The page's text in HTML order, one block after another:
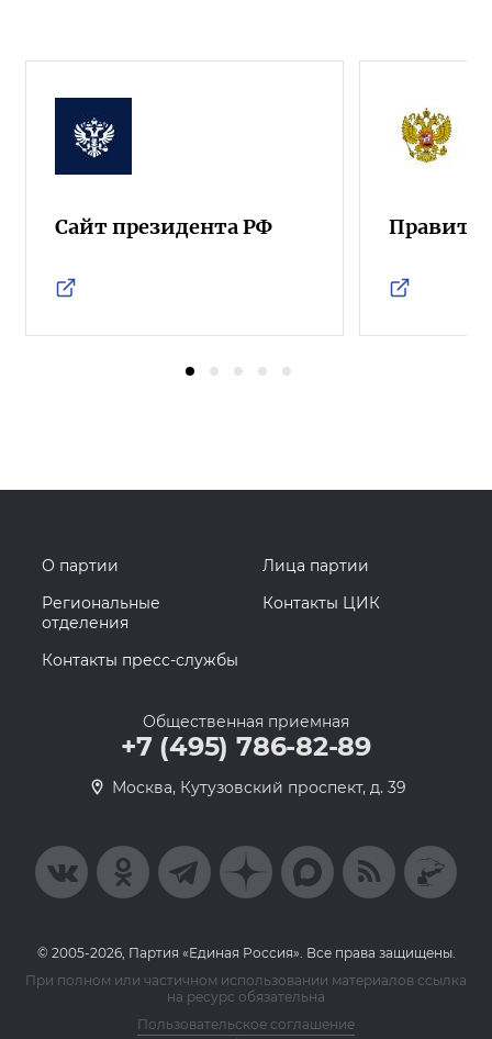
Сайт президента РФ
О партии
Лица партии
Региональные
отделения
Контакты ЦИК
Контакты пресс-службы
Общественная приемная
+7 (495) 786-82-89
Москва, Кутузовский проспект, д. 39
© 2005-2026, Партия «Единая Россия». Все права защищены.
При полном или частичном использовании материалов ссылка
на ресурс обязательна
Пользовательское соглашение